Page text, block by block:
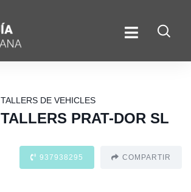
TALLERS DE VEHICLES
TALLERS PRAT-DOR SL
937938295 COMPARTIR